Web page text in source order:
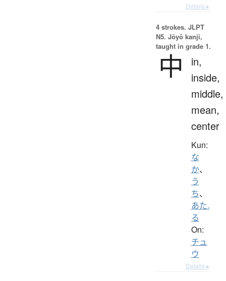
Details ▸
4 strokes. JLPT
N5. Jōyō kanji,
taught in grade 1.
中
in,
inside,
middle,
mean,
center
Kun:
な
か、
う
ち、
あた.
る
On:
チュ
ウ
Details ▸